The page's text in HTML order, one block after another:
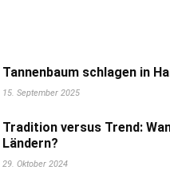
Tannenbaum schlagen in
15. September 2025
Tradition versus Trend:
Ländern?
29. Oktober 2024